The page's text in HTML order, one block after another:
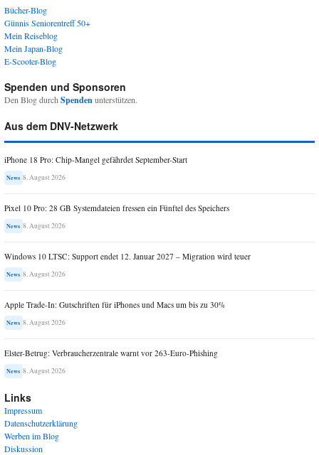
Bücher-Blog
Günnis Seniorentreff 50+
Mein Reiseblog
Mein Japan-Blog
E-Scooter-Blog
Spenden und Sponsoren
Den Blog durch Spendenunterstützen.
Aus dem DNV-Netzwerk
iPhone 18 Pro: Chip-Mangel gefährdet September-Start
News 8. August 2026
Pixel 10 Pro: 28 GB Systemdateien fressen ein Fünftel des Speichers
News 8. August 2026
Windows 10 LTSC: Support endet 12. Januar 2027 – Migration wird teuer
News 8. August 2026
Apple Trade-In: Gutschriften für iPhones und Macs um bis zu 30%
News 8. August 2026
Elster-Betrug: Verbraucherzentrale warnt vor 263-Euro-Phishing
News 8. August 2026
Links
Impressum
Datenschutzerklärung
Werben im Blog
Diskussion